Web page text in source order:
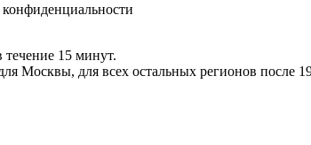
15 минут.
Москвы, для всех остальных регионов после